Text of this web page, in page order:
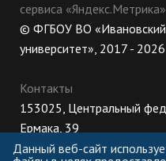
сервиса «Яндекс.Метрика»
© ФГБОУ ВО «Ивановский
университет», 2017 - 2026
Контакты
153025, Центральный
Ермака, 39
8 (800) 222-56-86
Данный веб-сайт